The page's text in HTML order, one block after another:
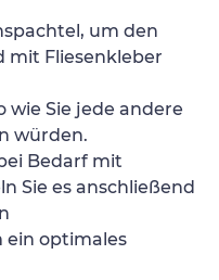
um den
Fliesenkleber
wie Sie jede andere
würden.
Bedarf mit
Sie es anschließend
ein optimales